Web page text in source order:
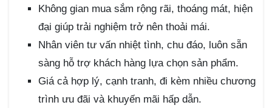
Không gian mua sắm rộng rãi, thoáng mát, hiện
đại giúp trải nghiệm trở nên thoải mái.
Nhân viên tư vấn nhiệt tình, chu đáo, luôn sẵn
sàng hỗ trợ khách hàng lựa chọn sản phẩm.
Giá cả hợp lý, cạnh tranh, đi kèm nhiều chương
trình ưu đãi và khuyến mãi hấp dẫn.